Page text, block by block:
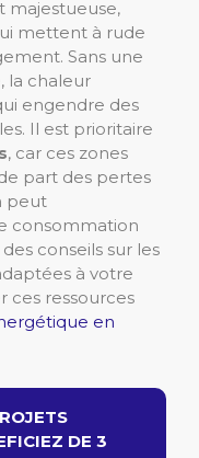
majestueuse,
mettent à rude
Sans une
la chaleur
engendre des
Il est prioritaire
, car ces zones
part des pertes
peut
consommation
conseils sur les
à votre
ces ressources
en
DE 3